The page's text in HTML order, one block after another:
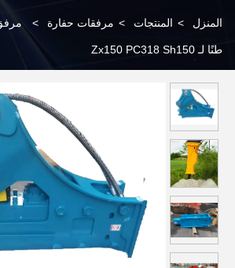
المنزل > المنتجات > مرفقات حفارة >
طنًا لـ Zx150 PC318 Sh150